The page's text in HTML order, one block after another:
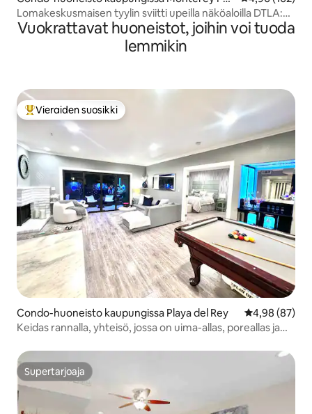
kLomakeskusmaisen tyylin sviitti upeilla näköaloilla DTLA:n
lähellä
Vuokrattavat huoneistot, joihin voi tuoda
lemmikin
Vieraiden suosikkien parhaimmistoa
Vieraiden suosikki
Condo-huoneisto kaupungissa Playa del Rey
4,98 (87)
Keidas rannalla, yhteisö, jossa on uima-allas, poreallas ja
Supertarjoaja
Supertarjoaja